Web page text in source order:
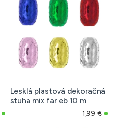
Lesklá plastová dekoračná
stuha mix farieb 10 m
1,99 €